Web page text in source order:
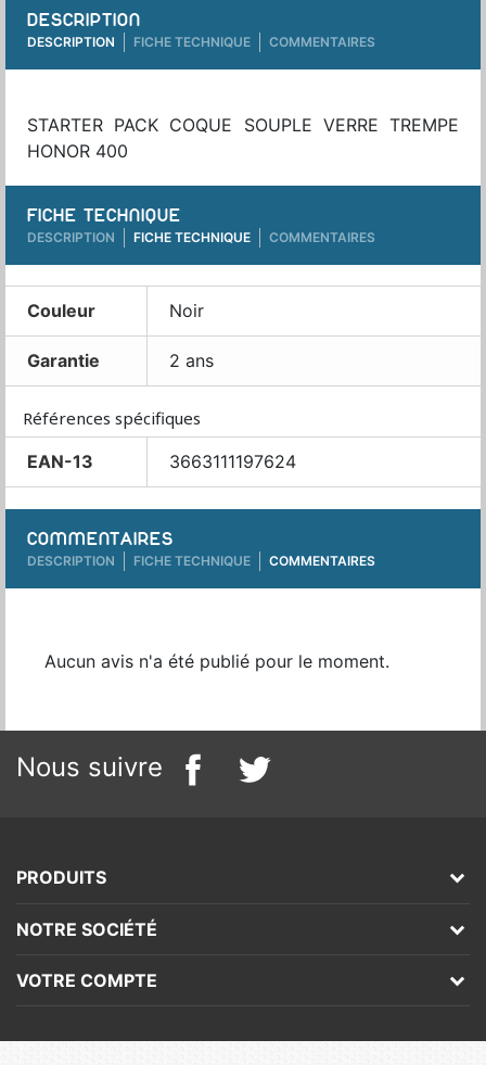
DESCRIPTION
DESCRIPTION FICHE TECHNIQUE COMMENTAIRES
STARTER PACK COQUE SOUPLE VERRE TREMPE
HONOR 400
FICHE TECHNIQUE
DESCRIPTION FICHE TECHNIQUE COMMENTAIRES
Couleur Noir
Garantie 2 ans
Références spécifiques
EAN-13
3663111197624
COMMENTAIRES
DESCRIPTION FICHE TECHNIQUE COMMENTAIRES
Aucun avis n'a été publié pour le moment.
Nous suivre
PRODUITS
NOTRE SOCIÉTÉ
VOTRE COMPTE